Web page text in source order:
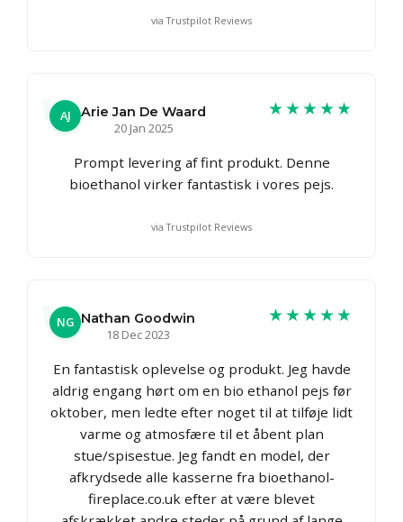
via Trustpilot Reviews
AJ
Arie Jan De Waard
20 Jan 2025
★★★★★
Prompt levering af fint produkt. Denne
bioethanol virker fantastisk i vores pejs.
via Trustpilot Reviews
NG Nathan Goodwin
18 Dec 2023
★★★★★
En fantastisk oplevelse og produkt. Jeg havde
aldrig engang hørt om en bio ethanol pejs før
oktober, men ledte efter noget til at tilføje lidt
varme og atmosfære til et åbent plan
stue/spisestue. Jeg fandt en model, der
afkrydsede alle kasserne fra bioethanol-
fireplace.co.uk efter at være blevet